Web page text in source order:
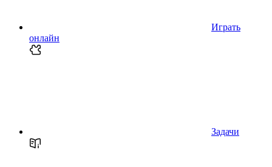
Играть
онлайн
Задачи